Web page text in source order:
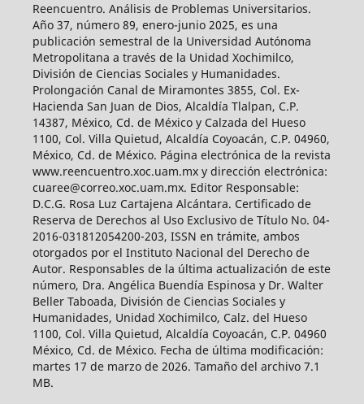
Reencuentro. Análisis de Problemas Universitarios.
Año 37, número 89, enero-junio 2025, es una
publicación semestral de la Universidad Autónoma
Metropolitana a través de la Unidad Xochimilco,
División de Ciencias Sociales y Humanidades.
Prolongación Canal de Miramontes 3855, Col. Ex-
Hacienda San Juan de Dios, Alcaldía Tlalpan, C.P.
14387, México, Cd. de México y Calzada del Hueso
1100, Col. Villa Quietud, Alcaldía Coyoacán, C.P. 04960,
México, Cd. de México. Página electrónica de la revista
www.reencuentro.xoc.uam.mx y dirección electrónica:
cuaree@correo.xoc.uam.mx. Editor Responsable:
D.C.G. Rosa Luz Cartajena Alcántara. Certificado de
Reserva de Derechos al Uso Exclusivo de Título No. 04-
2016-031812054200-203, ISSN en trámite, ambos
otorgados por el Instituto Nacional del Derecho de
Autor. Responsables de la última actualización de este
número, Dra. Angélica Buendía Espinosa y Dr. Walter
Beller Taboada, División de Ciencias Sociales y
Humanidades, Unidad Xochimilco, Calz. del Hueso
1100, Col. Villa Quietud, Alcaldía Coyoacán, C.P. 04960
México, Cd. de México. Fecha de última modificación:
martes 17 de marzo de 2026. Tamaño del archivo 7.1
MB.